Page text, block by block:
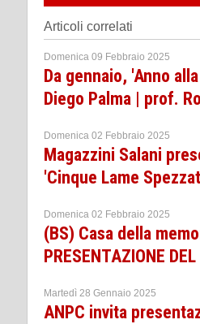
Articoli correlati
Domenica 09 Febbraio 2025
Da gennaio, 'Anno
Diego Palma | prof.
Domenica 02 Febbraio 2025
Magazzini Salani
'Cinque Lame
Domenica 02 Febbraio 2025
(BS) Casa della
PRESENTAZIONE DEL
Martedì 28 Gennaio 2025
ANPC invita